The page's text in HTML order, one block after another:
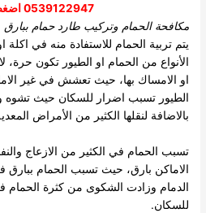
0539122947 اضغط للاتصال
مكافحة الحمام وتركيب طارد حمام ببارق
يتم تربية الحمام للاستفادة منه في
الأنواع من الحمام او الطيور تكون حرة،
او الامساك بها، حيث تعشش في غير
الطيور تسبب اضرار للسكان حيث تشوه
بالاضافة لنقلها الكثير من الأمراض
تسبب الحمام في الكثير من الازعاج
الاماكن بارق، حيث تسبب الحمام
الدمام وزادت الشكوى من كثرة
للسكان.